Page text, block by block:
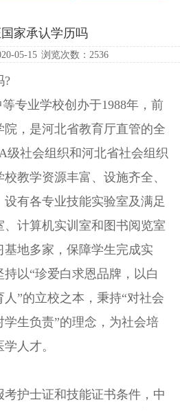
家承认学历吗
05-15 浏览次数： 2536
?
专业学校创办于1988年，前
，是河北省教育厅直管的全
级社会组织和河北省社会组织
教学资源丰富、设施齐全、
有各专业技能实验室及满足
计算机实训室和图书阅览室
地多家，保障学生完成实
以“珍爱白求恩品牌，以白
”的立校之本，秉持“对社会
生负责”的理念，为社会培
人才。
考护士证和技能证书条件，中